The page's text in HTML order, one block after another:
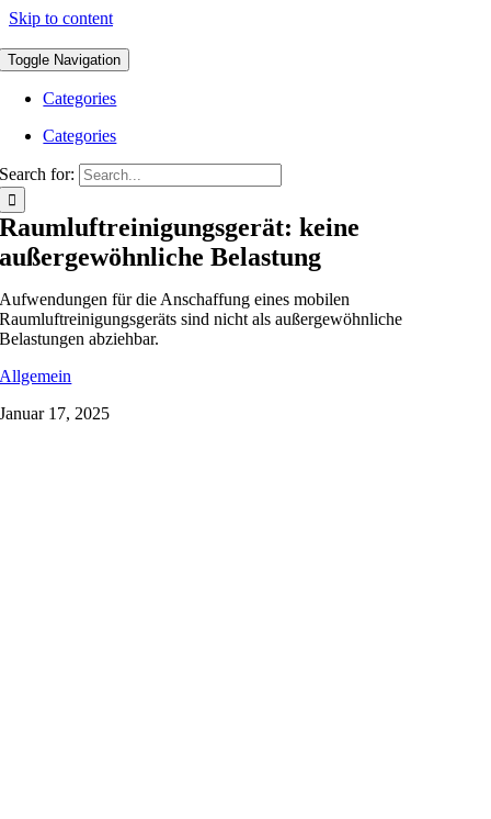
Skip to content
Toggle Navigation
Categories
Categories
Search for:
Raumluftreinigungsgerät: keine
außergewöhnliche Belastung
Aufwendungen für die Anschaffung eines mobilen
Raumluftreinigungsgeräts sind nicht als außergewöhnliche
Belastungen abziehbar.
Allgemein
Januar 17, 2025